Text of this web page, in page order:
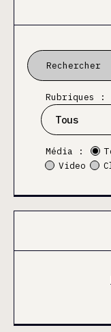
Rubriques :
Média :
Video